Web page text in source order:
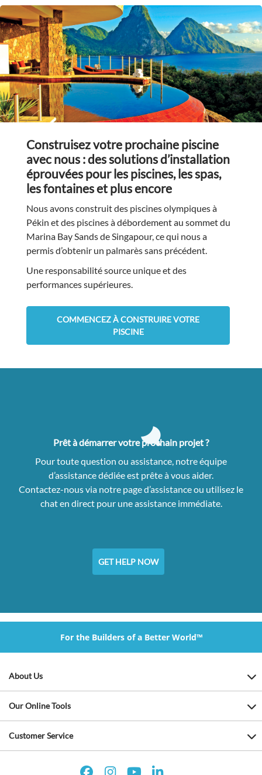
Construisez votre prochaine piscine
avec nous : des solutions d’installation
éprouvées pour les piscines, les spas,
les fontaines et plus encore
Nous avons construit des piscines olympiques à
Pékin et des piscines à débordement au sommet du
Marina Bay Sands de Singapour, ce qui nous a
permis d’obtenir un palmarès sans précédent.
Une responsabilité source unique et des
performances supérieures.
COMMENCEZ À CONSTRUIRE VOTRE
PISCINE
Prêt à démarrer votre prochain projet ?
Pour toute question ou assistance, notre équipe
d’assistance dédiée est prête à vous aider.
Contactez-nous via notre page d’assistance ou utilisez le
chat en direct pour une assistance immédiate.
GET HELP NOW
For the Builders of a Better World™
About Us
Our Online Tools
Customer Service